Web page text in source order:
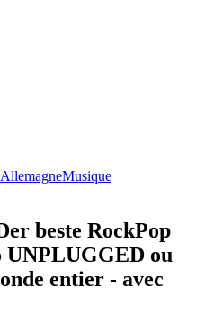
AllemagneMusique
beste RockPop
UNPLUGGED ou
entier - avec